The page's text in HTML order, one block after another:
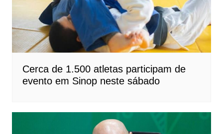
Cerca de 1.500 atletas participam de
evento em Sinop neste sábado